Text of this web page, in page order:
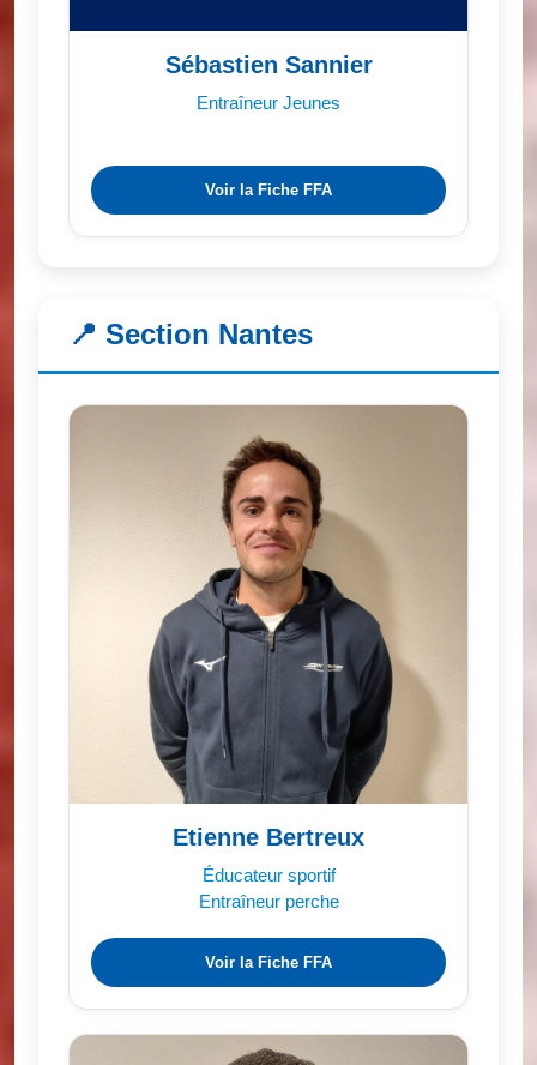
Sébastien Sannier
Entraîneur Jeunes
Voir la Fiche FFA
📍 Section Nantes
Etienne Bertreux
Éducateur sportif
Entraîneur perche
Voir la Fiche FFA